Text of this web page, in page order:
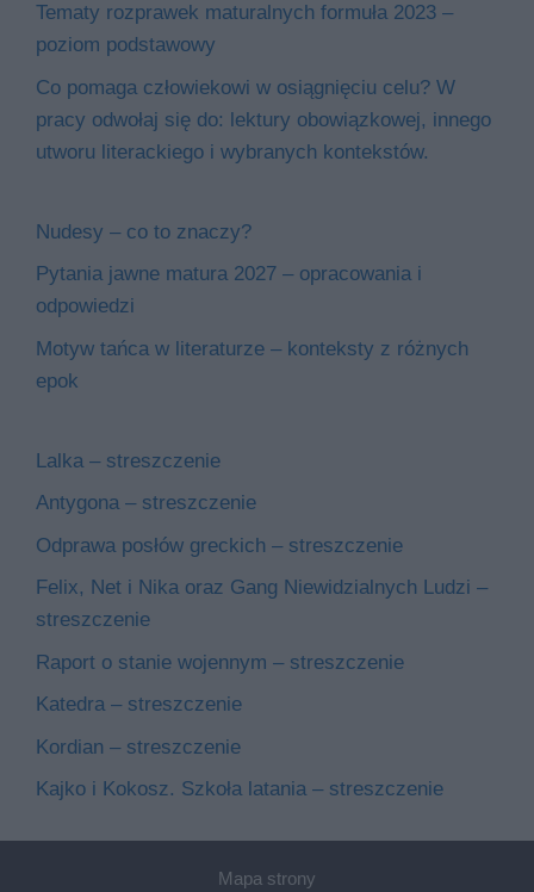
Tematy rozprawek maturalnych formuła 2023 –
poziom podstawowy
Co pomaga człowiekowi w osiągnięciu celu? W
pracy odwołaj się do: lektury obowiązkowej, innego
utworu literackiego i wybranych kontekstów.
Nudesy – co to znaczy?
Pytania jawne matura 2027 – opracowania i
odpowiedzi
Motyw tańca w literaturze – konteksty z różnych
epok
Lalka – streszczenie
Antygona – streszczenie
Odprawa posłów greckich – streszczenie
Felix, Net i Nika oraz Gang Niewidzialnych Ludzi –
streszczenie
Raport o stanie wojennym – streszczenie
Katedra – streszczenie
Kordian – streszczenie
Kajko i Kokosz. Szkoła latania – streszczenie
Mapa strony